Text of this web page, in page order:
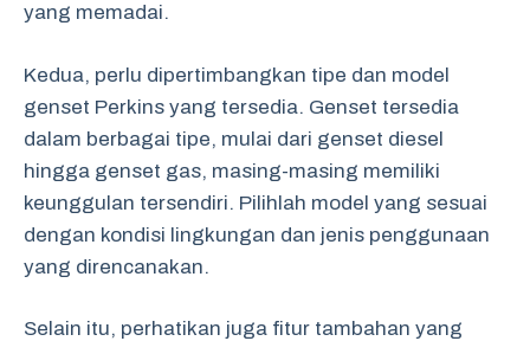
yang memadai.
Kedua, perlu dipertimbangkan tipe dan model
genset Perkins yang tersedia. Genset tersedia
dalam berbagai tipe, mulai dari genset diesel
hingga genset gas, masing-masing memiliki
keunggulan tersendiri. Pilihlah model yang sesuai
dengan kondisi lingkungan dan jenis penggunaan
yang direncanakan.
Selain itu, perhatikan juga fitur tambahan yang